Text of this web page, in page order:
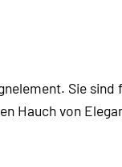
Sie
Hauch von